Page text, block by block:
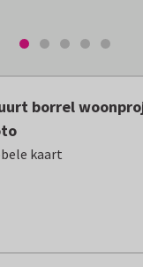
borrel
kaart